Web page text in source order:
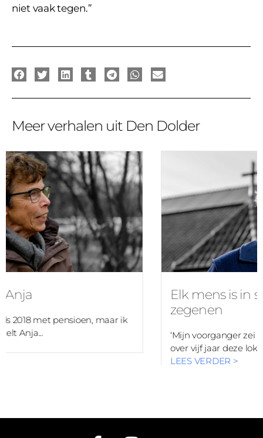
niet vaak tegen.”
Meer verhalen uit Den Dolder
maar ik
Elk mens is in staat een
‘Mijn voorganger zei bij mijn intrede:
over vijf jaar deze lokale kerk...